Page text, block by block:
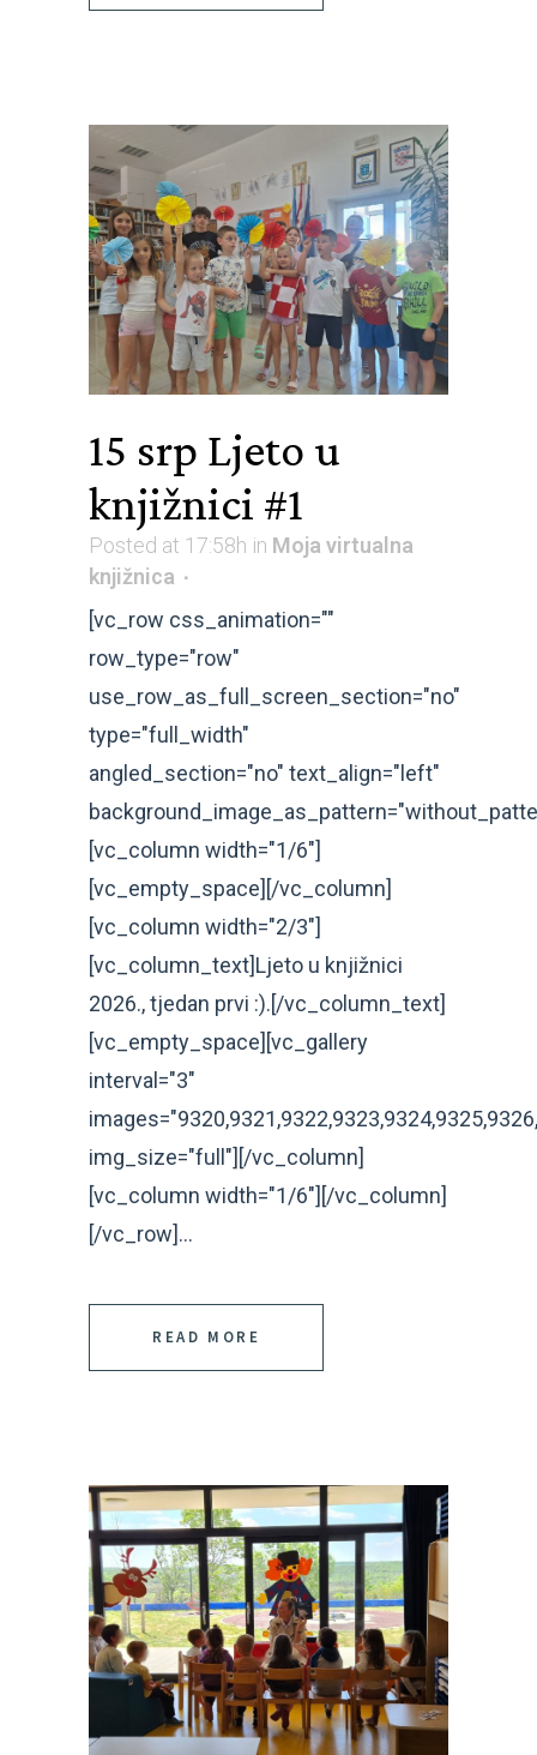
15 srp Ljeto u
knjižnici #1
Posted at 17:58h in Moja virtualna
knjižnica
[vc_row css_animation=""
row_type="row"
use_row_as_full_screen_section="no"
type="full_width"
angled_section="no" text_align="left"
[vc_column width="1/6"]
[vc_empty_space][/vc_column]
[vc_column width="2/3"]
[vc_column_text]Ljeto u knjižnici
2026., tjedan prvi :).[/vc_column_text]
[vc_empty_space][vc_gallery
interval="3"
img_size="full"][/vc_column]
[vc_column width="1/6"][/vc_column]
[/vc_row]...
READ MORE